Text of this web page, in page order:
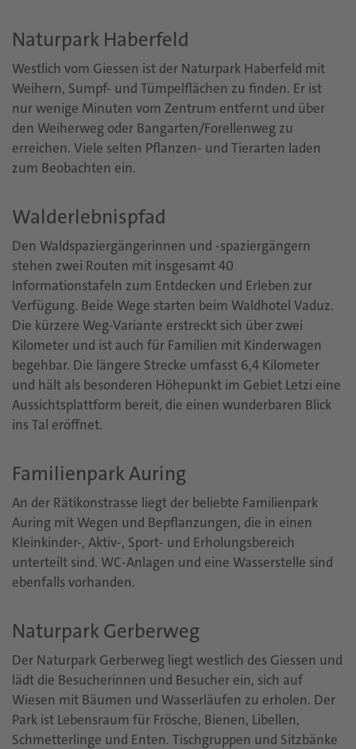
Naturpark Haberfeld
Westlich vom Giessen ist der Naturpark Haberfeld mit
Weihern, Sumpf- und Tümpelflächen zu finden. Er ist
nur wenige Minuten vom Zentrum entfernt und über
den Weiherweg oder Bangarten/Forellenweg zu
erreichen. Viele selten Pflanzen- und Tierarten laden
zum Beobachten ein.
Walderlebnispfad
Den Waldspaziergängerinnen und -spaziergängern
stehen zwei Routen mit insgesamt 40
Informationstafeln zum Entdecken und Erleben zur
Verfügung. Beide Wege starten beim Waldhotel Vaduz.
Die kürzere Weg-Variante erstreckt sich über zwei
Kilometer und ist auch für Familien mit Kinderwagen
begehbar. Die längere Strecke umfasst 6,4 Kilometer
und hält als besonderen Höhepunkt im Gebiet Letzi eine
Aussichtsplattform bereit, die einen wunderbaren Blick
ins Tal eröffnet.
Familienpark Auring
An der Rätikonstrasse liegt der beliebte Familienpark
Auring mit Wegen und Bepflanzungen, die in einen
Kleinkinder-, Aktiv-, Sport- und Erholungsbereich
unterteilt sind. WC-Anlagen und eine Wasserstelle sind
ebenfalls vorhanden.
Naturpark Gerberweg
Der Naturpark Gerberweg liegt westlich des Giessen und
lädt die Besucherinnen und Besucher ein, sich auf
Wiesen mit Bäumen und Wasserläufen zu erholen. Der
Park ist Lebensraum für Frösche, Bienen, Libellen,
Schmetterlinge und Enten. Tischgruppen und Sitzbänke